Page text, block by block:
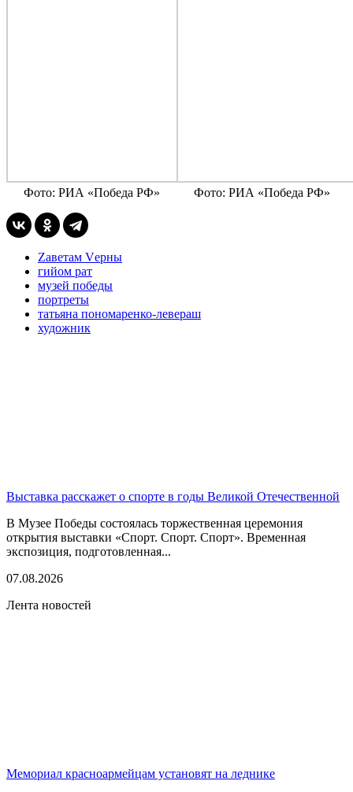
Фото: РИА «Победа РФ» Фото: РИА «Победа РФ»
Zаветам Vерны
гийом рат
музей победы
портреты
татьяна пономаренко-левераш
художник
Выставка расскажет о спорте в годы Великой Отечественной
В Музее Победы состоялась торжественная церемония
открытия выставки «Спорт. Спорт. Спорт». Временная
экспозиция, подготовленная...
07.08.2026
Лента новостей
Мемориал красноармейцам установят на леднике